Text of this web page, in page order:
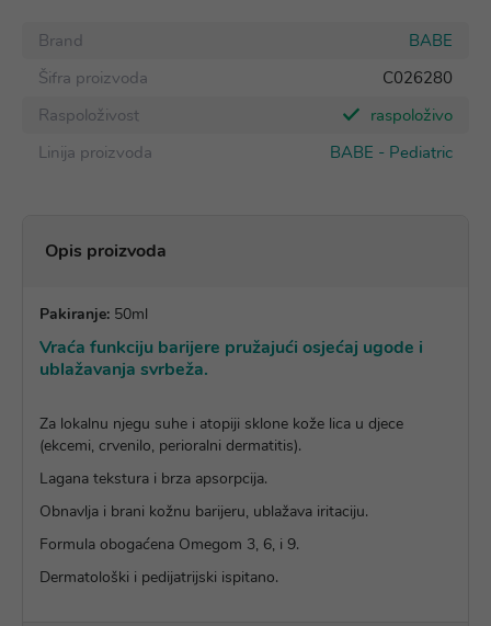
Brand
BABE
Šifra proizvoda
C026280
Raspoloživost
raspoloživo
Linija proizvoda
BABE - Pediatric
Opis proizvoda
Pakiranje: 50ml
Vraća funkciju barijere pružajući osjećaj ugode i
ublažavanja svrbeža.
Za lokalnu njegu suhe i atopiji sklone kože lica u djece
(ekcemi, crvenilo, perioralni dermatitis).
Lagana tekstura i brza apsorpcija.
Obnavlja i brani kožnu barijeru, ublažava iritaciju.
Formula obogaćena Omegom 3, 6, i 9.
Dermatološki i pedijatrijski ispitano.